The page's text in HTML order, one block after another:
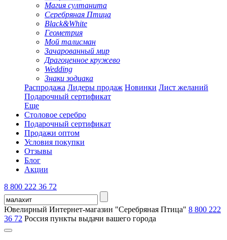
Магия султанита
Серебряная Птица
Black&White
Геометрия
Мой талисман
Зачарованный мир
Драгоценное кружево
Wedding
Знаки зодиака
Распродажа Лидеры продаж Новинки Лист желаний
Подарочный сертификат
Еще
Столовое серебро
Подарочный сертификат
Продажи оптом
Условия покупки
Отзывы
Блог
Акции
8 800 222 36 72
Ювелирный Интернет-магазин "Серебряная Птица" 8 800 222
36 72 Россия пункты выдачи вашего города